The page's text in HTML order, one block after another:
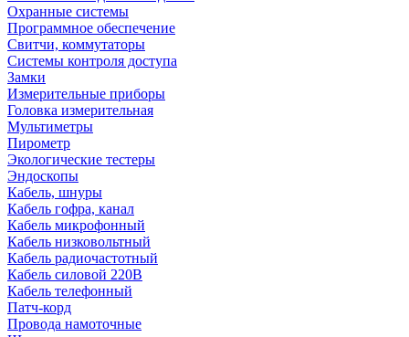
Охранные системы
Программное обеспечение
Свитчи, коммутаторы
Системы контроля доступа
Замки
Измерительные приборы
Головка измерительная
Мультиметры
Пирометр
Экологические тестеры
Эндоскопы
Кабель, шнуры
Кабель гофра, канал
Кабель микрофонный
Кабель низковольтный
Кабель радиочастотный
Кабель силовой 220В
Кабель телефонный
Патч-корд
Провода намоточные